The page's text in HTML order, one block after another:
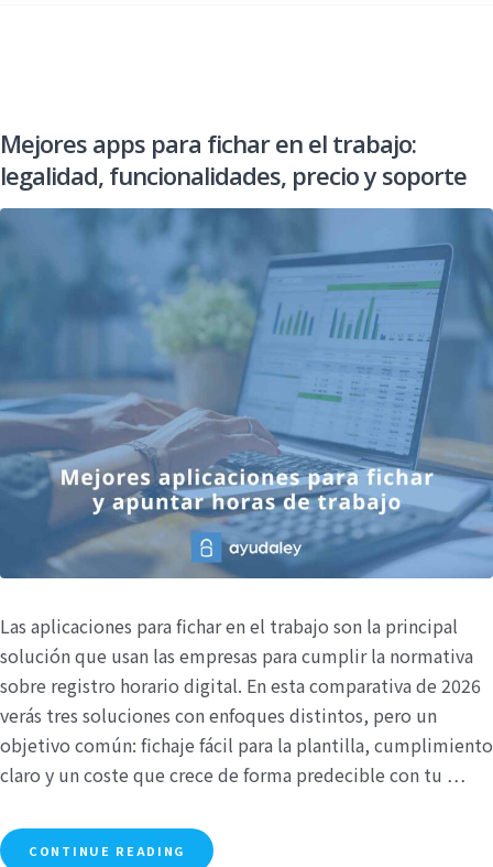
Mejores apps para fichar en el trabajo:
legalidad, funcionalidades, precio y soporte
Las aplicaciones para fichar en el trabajo son la principal
solución que usan las empresas para cumplir la normativa
sobre registro horario digital. En esta comparativa de 2026
verás tres soluciones con enfoques distintos, pero un
objetivo común: fichaje fácil para la plantilla, cumplimiento
claro y un coste que crece de forma predecible con tu …
CONTINUE READING